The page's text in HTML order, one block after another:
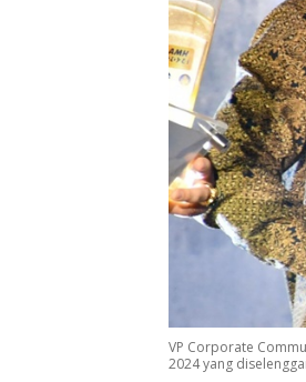
VP Corporate
2024 yang